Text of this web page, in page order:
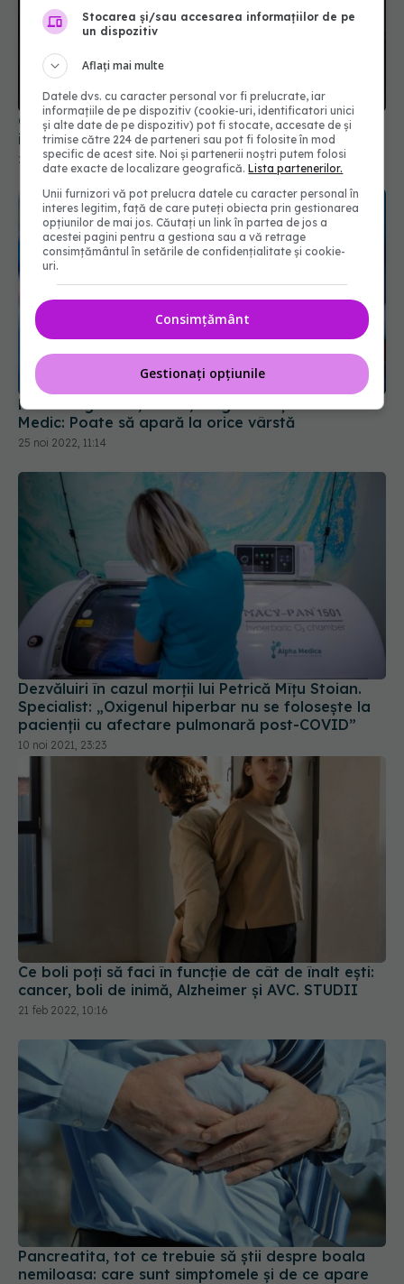
Colesterolul bun HDL poate proteja ficatul de
inflamație și boli cronice. STUDIU
27 iul 2021, 15:53
Hernia inghinală, cauze, diagnostic și tratament.
Medic: Poate să apară la orice vârstă
25 noi 2022, 11:14
Dezvăluiri în cazul morții lui Petrică Mîțu Stoian.
Specialist: „Oxigenul hiperbar nu se folosește la
pacienții cu afectare pulmonară post-COVID”
10 noi 2021, 23:23
Ce boli poți să faci în funcție de cât de înalt ești:
cancer, boli de inimă, Alzheimer și AVC. STUDII
21 feb 2022, 10:16
Pancreatita, tot ce trebuie să știi despre boala
nemiloasa: care sunt simptomele și de ce apare
Stocarea și/sau accesarea informațiilor de pe
un dispozitiv
Aflați mai multe
Datele dvs. cu caracter personal vor fi prelucrate, iar
informațiile de pe dispozitiv (cookie-uri, identificatori unici
și alte date de pe dispozitiv) pot fi stocate, accesate de și
trimise către 224 de parteneri sau pot fi folosite în mod
specific de acest site. Noi și partenerii noștri putem folosi
date exacte de localizare geografică.Lista partenerilor.
Unii furnizori vă pot prelucra datele cu caracter personal în
interes legitim, față de care puteți obiecta prin gestionarea
opțiunilor de mai jos. Căutați un link în partea de jos a
acestei pagini pentru a gestiona sau a vă retrage
consimțământul în setările de confidențialitate și cookie-
uri.
Consimțământ
Gestionați opțiunile